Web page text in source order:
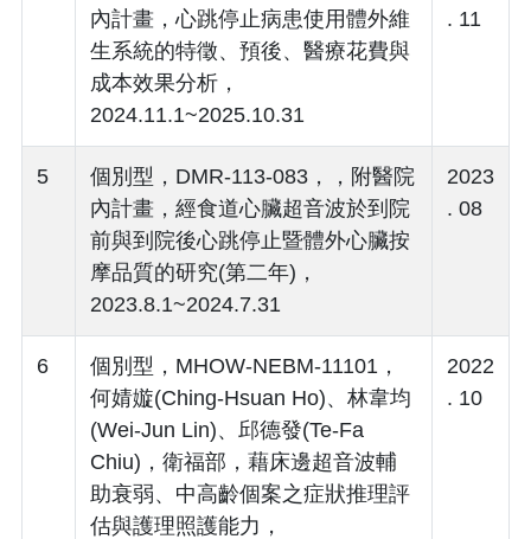
內計畫，心跳停止病患使用體外維
生系統的特徵、預後、醫療花費與
成本效果分析，
2024.11.1~2025.10.31
. 11
5
個別型，DMR-113-083，，附醫院
內計畫，經食道心臟超音波於到院
前與到院後心跳停止暨體外心臟按
摩品質的研究(第二年)，
2023.8.1~2024.7.31
2023
. 08
6
個別型，MHOW-NEBM-11101，
何婧嫙(Ching-Hsuan Ho)、林韋均
(Wei-Jun Lin)、邱德發(Te-Fa
Chiu)，衛福部，藉床邊超音波輔
助衰弱、中高齡個案之症狀推理評
估與護理照護能力，
2022
. 10